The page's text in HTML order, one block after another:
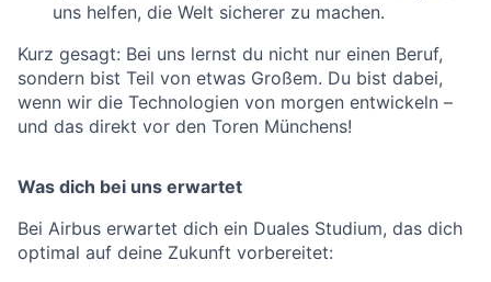
uns helfen, die Welt sicherer zu machen.
Kurz gesagt: Bei uns lernst du nicht nur einen Beruf,
sondern bist Teil von etwas Großem. Du bist dabei,
wenn wir die Technologien von morgen entwickeln –
und das direkt vor den Toren Münchens!
Was dich bei uns erwartet
Bei Airbus erwartet dich ein Duales Studium, das dich
optimal auf deine Zukunft vorbereitet: